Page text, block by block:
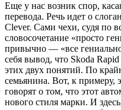
Еще у нас возник спор,
перевода. Речь идет о
Clever. Сами чехи, судя по
словосочетание «просто
привычно — «все
себя вывод, что Skoda
этих двух понятий. По
семьянина. Вот, к примеру,
говорят о том, что этот
нового стиля марки. И